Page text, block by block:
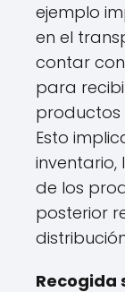
ejemplo
en el
contar
para
productos
Esto
de los
posterior
Recogida